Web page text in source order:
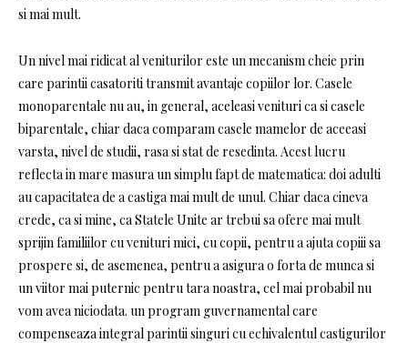
si mai mult.
Un nivel mai ridicat al veniturilor este un mecanism cheie prin
care parintii casatoriti transmit avantaje copiilor lor. Casele
monoparentale nu au, in general, aceleasi venituri ca si casele
biparentale, chiar daca comparam casele mamelor de aceeasi
varsta, nivel de studii, rasa si stat de resedinta. Acest lucru
reflecta in mare masura un simplu fapt de matematica: doi adulti
au capacitatea de a castiga mai mult de unul. Chiar daca cineva
crede, ca si mine, ca Statele Unite ar trebui sa ofere mai mult
sprijin familiilor cu venituri mici, cu copii, pentru a ajuta copiii sa
prospere si, de asemenea, pentru a asigura o forta de munca si
un viitor mai puternic pentru tara noastra, cel mai probabil nu
vom avea niciodata. un program guvernamental care
compenseaza integral parintii singuri cu echivalentul castigurilor